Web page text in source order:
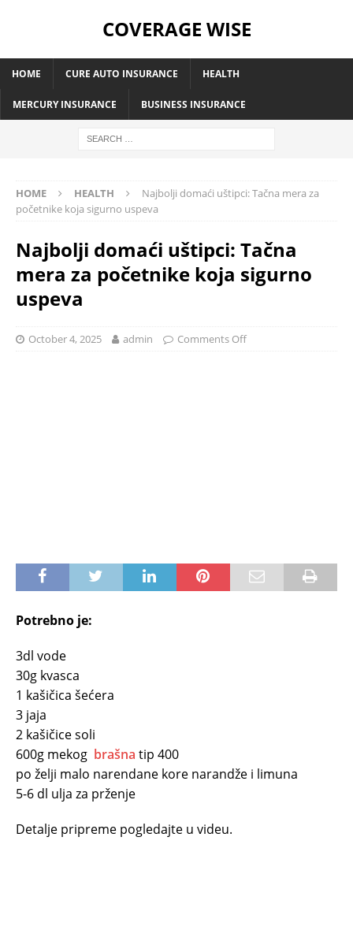
COVERAGE WISE
HOME CURE AUTO INSURANCE HEALTH
MERCURY INSURANCE BUSINESS INSURANCE
HOME HEALTH
Najbolji domaći uštipci: Tačna mera za
početnike koja sigurno uspeva
Najbolji domaći uštipci: Tačna
mera za početnike koja sigurno
uspeva
October 4, 2025 admin Comments Off
Potrebno je:
3dl vode
30g kvasca
1 kašičica šećera
3 jaja
2 kašičice soli
600g mekog brašna tip 400
po želji malo narendane kore narandže i limuna
5-6 dl ulja za prženje
Detalje pripreme pogledajte u videu.